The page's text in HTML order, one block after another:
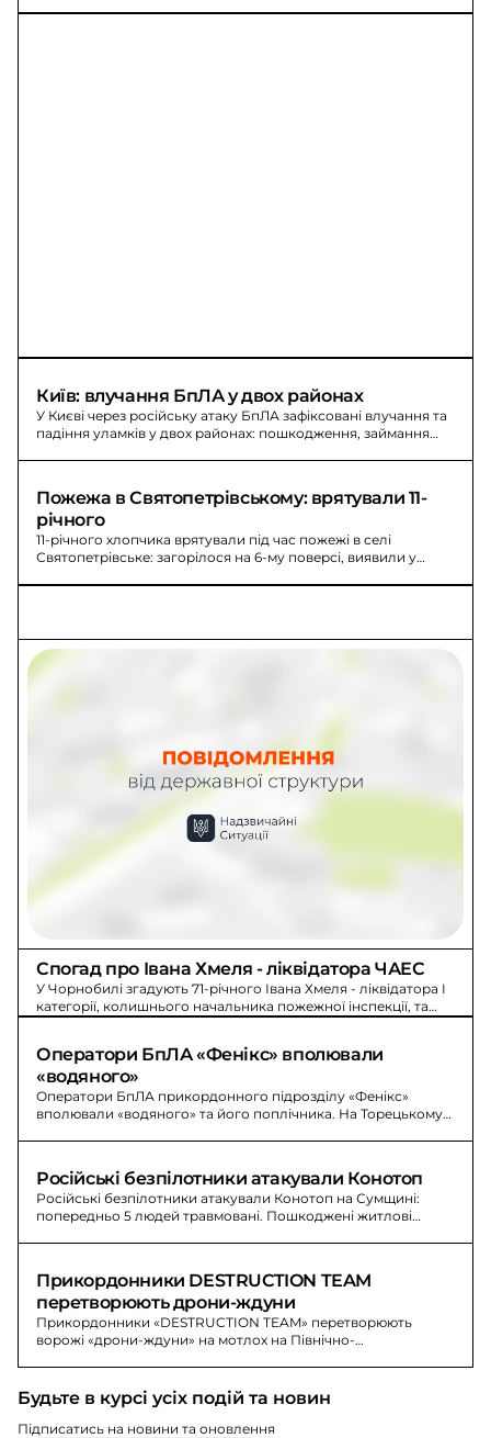
Київ: влучання БпЛА у двох районах
У Києві через російську атаку БпЛА зафіксовані влучання та
падіння уламків у двох районах: пошкодження, займання
Пожежа в Святопетрівському: врятували 11-
річного
11-річного хлопчика врятували під час пожежі в селі
Святопетрівське: загорілося на 6-му поверсі, виявили у
Спогад про Івана Хмеля - ліквідатора ЧАЕС
У Чорнобилі згадують 71-річного Івана Хмеля - ліквідатора I
категорії, колишнього начальника пожежної інспекції, та
Оператори БпЛА «Фенікс» вполювали
«водяного»
Оператори БпЛА прикордонного підрозділу «Фенікс»
вполювали «водяного» та його поплічника. На Торецькому
Російські безпілотники атакували Конотоп
Російські безпілотники атакували Конотоп на Сумщині:
попередньо 5 людей травмовані. Пошкоджені житлові
Прикордонники DESTRUCTION TEAM
перетворюють дрони-ждуни
Прикордонники «DESTRUCTION TEAM» перетворюють
ворожі «дрони-ждуни» на мотлох на Північно-
Будьте в курсі усіх подій та новин
Підписатись на новини та оновлення